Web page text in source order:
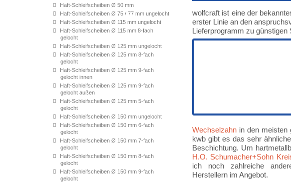
Haft-Schleifscheiben Ø 50 mm
Haft-Schleifscheiben Ø 75 / 77 mm ungelocht
Haft-Schleifscheiben Ø 115 mm ungelocht
Haft-Schleifscheiben Ø 115 mm 8-fach
gelocht
Haft-Schleifscheiben Ø 125 mm ungelocht
Haft-Schleifscheiben Ø 125 mm 8-fach
gelocht
Haft-Schleifscheiben Ø 125 mm 9-fach
gelocht innen
Haft-Schleifscheiben Ø 125 mm 9-fach
gelocht außen
Haft-Schleifscheiben Ø 125 mm 5-fach
gelocht
Haft-Schleifscheiben Ø 150 mm ungelocht
Haft-Schleifscheiben Ø 150 mm 6-fach
gelocht
Haft-Schleifscheiben Ø 150 mm 7-fach
gelocht
Haft-Schleifscheiben Ø 150 mm 8-fach
gelocht
Haft-Schleifscheiben Ø 150 mm 9-fach
gelocht
wolfcraft ist eine der
erster Linie an den
Lieferprogramm zu günstigen
Wechselzahn in den meisten
kwb gibt es das sehr
Beschichtung. Um
H.O. Schumacher+Sohn
ich noch zahlreiche
Herstellern im Angebot.